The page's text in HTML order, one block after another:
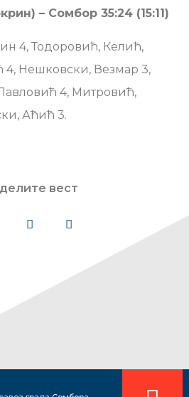
– Сомбор 35:24 (15:11)
4, Тодоровић, Келић,
4, Нешковски, Везмар 3,
4, Митровић,
Аћић 3.
вест